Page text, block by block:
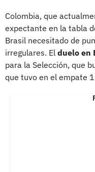
Colombia, que
expectante en la tabla
Brasil necesitado de
irregulares. El duelo en
para la Selección, que
que tuvo en el empate